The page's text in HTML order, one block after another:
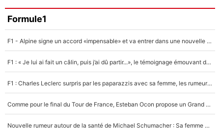
Formule1
F1 - Alpine signe un accord «impensable» et va entrer dans une nouvelle dimension : Grande nouvelle pour Pierre Gasly !
F1 : « Je lui ai fait un câlin, puis j’ai dû partir...», le témoignage émouvant de Max Verstappen sur sa fille
F1 : Charles Leclerc surpris par les paparazzis avec sa femme, les rumeurs étaient vraies !
Comme pour le final du Tour de France, Esteban Ocon propose un Grand Prix de Formule 1 à Paris : «Autour de l’Arc de Triomphe, ce serait génial» !
Nouvelle rumeur autour de la santé de Michael Schumacher : Sa femme Corinna sort du silence